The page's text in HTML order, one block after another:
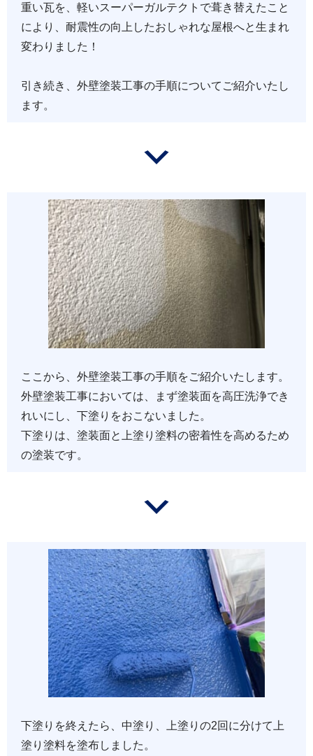
重い瓦を、軽いスーパーガルテクトで葺き替えたこと
により、耐震性の向上したおしゃれな屋根へと生まれ
変わりました！
引き続き、外壁塗装工事の手順についてご紹介いたし
ます。
ここから、外壁塗装工事の手順をご紹介いたします。
外壁塗装工事においては、まず塗装面を高圧洗浄でき
れいにし、下塗りをおこないました。
下塗りは、塗装面と上塗り塗料の密着性を高めるため
の塗装です。
下塗りを終えたら、中塗り、上塗りの2回に分けて上
塗り塗料を塗布しました。